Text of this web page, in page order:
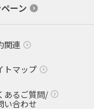
ーン
関連
トマップ
あるご質問/
い合わせ